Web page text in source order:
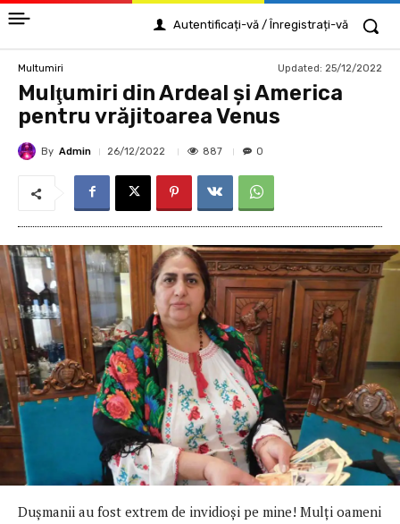
Autentificați-vă / Înregistrați-vă
Multumiri Updated: 25/12/2022
Mulţumiri din Ardeal și America
pentru vrăjitoarea Venus
By Admin 26/12/2022 887 0
Dușmanii au fost extrem de invidioși pe mine! Mulți oameni